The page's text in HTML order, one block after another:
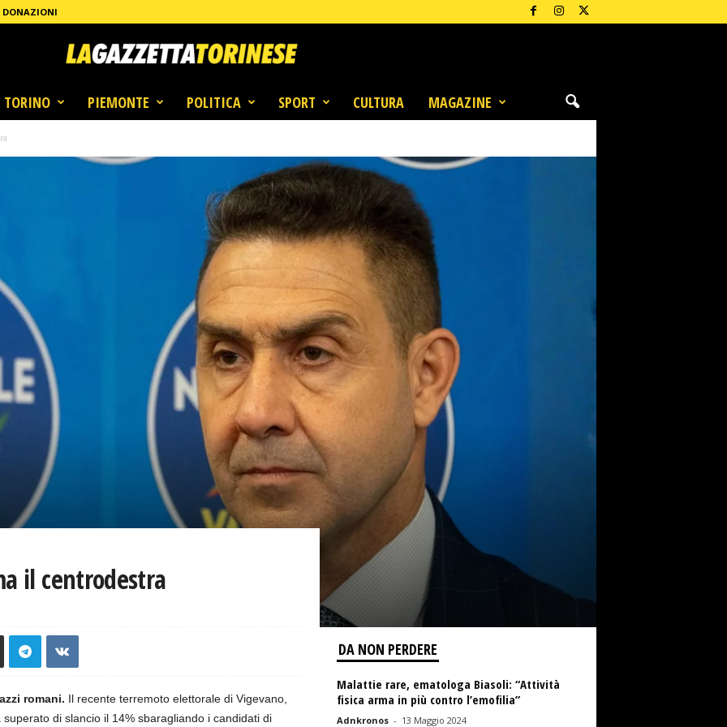
DONAZIONI
TORINO PIEMONTE POLITICA SPORT CULTURA MAGAZINE
il centrodestra
romani. Il recente terremoto elettorale di Vigevano,
di slancio il 14% sbaragliando i candidati di
DA NON PERDERE
Malattie rare, ematologa Biasoli: “Attività
fisica arma in più contro l’emofilia”
Adnkronos - 13 Maggio 2024